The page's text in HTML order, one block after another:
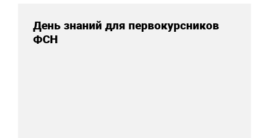
День знаний для первокурсников
ФСН